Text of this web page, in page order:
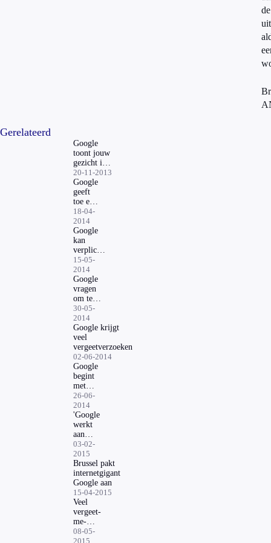
de
Gerelateerd
Google
toont jouw
gezicht in
advertenties
20-11-2013
Google
geeft
toe e-
mails
te
lezen
18-04-
2014
Google
kan
verplicht
worden
gegevens
te
'vergeten'
15-05-
2014
Google
vragen
om te
worden
vergeten
30-05-
2014
Google krijgt
veel
vergeetverzoeken
02-06-2014
Google
begint
met
'vergeten'
26-06-
2014
'Google
werkt
aan
eigen
taxi-
app'
03-02-
2015
Brussel pakt
internetgigant
Google aan
15-04-2015
Veel
vergeet-
me-
verzoeken
bij
08-05-
2015